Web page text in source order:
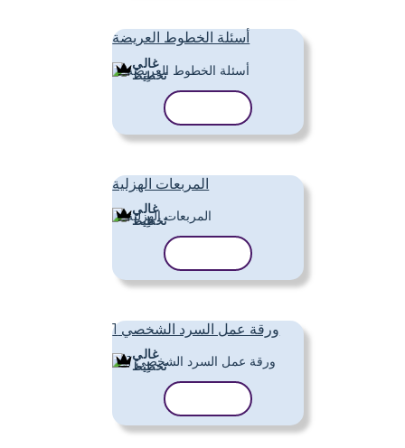
أسئلة الخطوط العريضة
غالي
تَخطِيط
المربعات الهزلية
غالي
تَخطِيط
ورقة عمل السرد الشخصي 1
غالي
تَخطِيط